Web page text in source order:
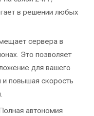
в решении любых
сервера в
Это позволяет
для вашего
повышая скорость
автономия